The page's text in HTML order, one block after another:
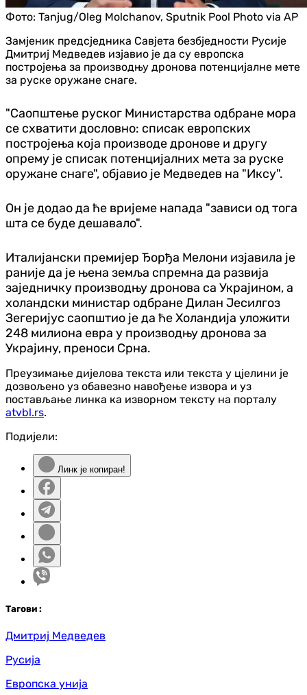
Фото: Tanjug/Oleg Molchanov, Sputnik Pool Photo via AP
Замјеник предсједника Савјета безбједности Русије
Дмитриј Медведев изјавио је да су европска
постројења за производњу дронова потенцијалне мете
за руске оружане снаге.
"Саопштење руског Министарства одбране мора
се схватити дословно: списак европских
постројења која производе дронове и другу
опрему је списак потенцијалних мета за руске
оружане снаге", објавио је Медведев на "Иксу".
Он је додао да ће вријеме напада "зависи од тога
шта се буде дешавало".
Италијански премијер Ђорђа Мелони изјавила је
раније да је њена земља спремна да развија
заједничку производњу дронова са Украјином, а
холандски министар одбране Дилан Јесилгоз
Зегеријус саопштио је да ће Холандија уложити
248 милиона евра у производњу дронова за
Украјину, преноси Срна.
Преузимање дијелова текста или текста у цјелини је
дозвољено уз обавезно навођење извора и уз
постављање линка ка изворном тексту на порталу
atvbl.rs.
Подијели:
Линк је копиран!
Тагови :
Дмитриј Медведев
Русија
Европска унија